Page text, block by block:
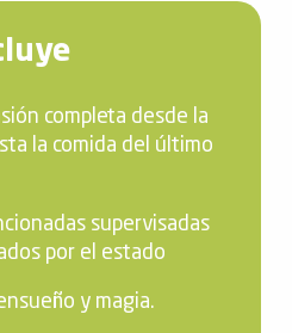
completa desde la
la comida del último
supervisadas
por el estado
y magia.